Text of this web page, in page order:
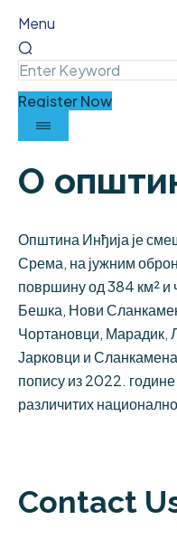
Menu
Register Now
О
Општина Инђија је
Срема, на јужним
површину од 384 км² и
Бешка, Нови
Чортановци, Марадик,
Јарковци и
попису из 2022.
различитих
Contact